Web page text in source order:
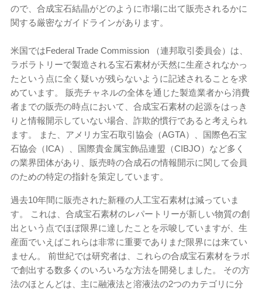
ので、合成宝石結晶がどのように市場に出て販売されるかに
関する厳密なガイドラインがあります。
米国ではFederal Trade Commission （連邦取引委員会）は、
ラボラトリーで製造される宝石素材が天然に生産されなかっ
たという点に全く疑いが残らないように記述されることを求
めています。 販売チャネルの全体を通じた製造業者から消費
者までの販売の時点において、合成宝石素材の起源をはっき
りと情報開示していない場合、詐欺的慣行であると考えられ
ます。 また、アメリカ宝石取引協会（AGTA）、国際色石宝
石協会（ICA）、国際貴金属宝飾品連盟（CIBJO）など多く
の業界団体があり、販売時の合成石の情報開示に関して会員
のための特定の指針を策定しています。
過去10年間に販売された新種の人工宝石素材は減っていま
す。 これは、合成宝石素材のレパートリーが新しい物質の創
出という点でほぼ限界に達したことを示唆していますが、生
産面でいえばこれらは非常に重要でありまだ限界には来てい
ません。 前世紀では研究者は、これらの合成宝石素材をラボ
で創出する数多くのいろいろな方法を開発しました。 その方
法のほとんどは、主に融液法と溶液法の2つのカテゴリに分